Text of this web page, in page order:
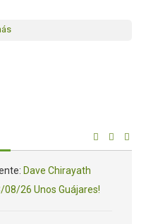
Dave Chirayath
08/26 Unos Guájares!